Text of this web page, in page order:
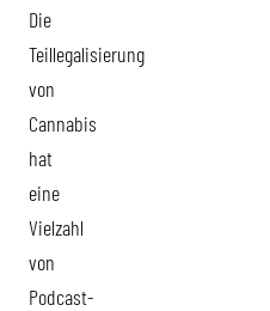
Die
Teillegalisierung
von
Cannabis
hat
eine
Vielzahl
von
Podcast-